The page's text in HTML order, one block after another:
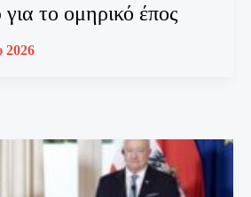
το ομηρικό έπος
2026